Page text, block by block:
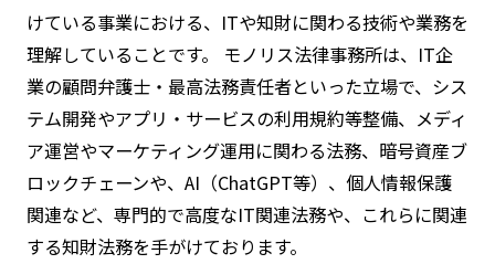
けている事業における、ITや知財に関わる技術や業務を
理解していることです。 モノリス法律事務所は、IT企
業の顧問弁護士・最高法務責任者といった立場で、シス
テム開発やアプリ・サービスの利用規約等整備、メディ
ア運営やマーケティング運用に関わる法務、暗号資産ブ
ロックチェーンや、AI（ChatGPT等）、個人情報保護
関連など、専門的で高度なIT関連法務や、これらに関連
する知財法務を手がけております。